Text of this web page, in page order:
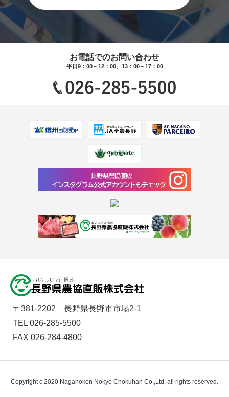
お電話でのお問い合わせ
平日9：00～12：00、13：00～17：00
〒381-2202 長野県長野市市場2-1
TEL 026-285-5500
FAX 026-284-4800
Copyright c 2020 Naganoken Nokyo Chokuhan Co.,Ltd. all rights reserved.